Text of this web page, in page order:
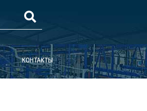
КОНТАКТЫ